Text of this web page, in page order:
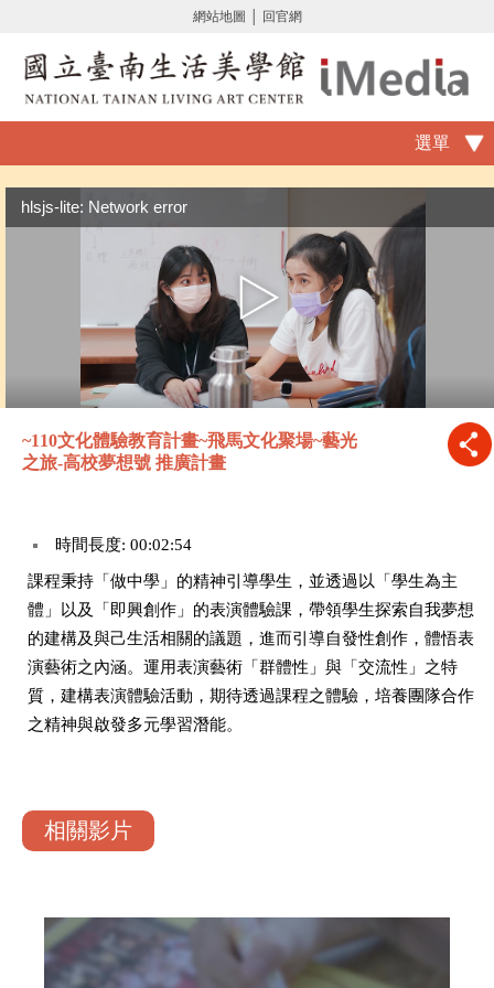
網站地圖 回官網
選單
hlsjs-lite: Network error
~110文化體驗教育計畫~飛馬文化聚場~藝光
之旅-高校夢想號 推廣計畫
時間長度: 00:02:54
課程秉持「做中學」的精神引導學生，並透過以「學生為主
體」以及「即興創作」的表演體驗課，帶領學生探索自我夢想
的建構及與己生活相關的議題，進而引導自發性創作，體悟表
演藝術之內涵。運用表演藝術「群體性」與「交流性」之特
質，建構表演體驗活動，期待透過課程之體驗，培養團隊合作
之精神與啟發多元學習潛能。
相關影片